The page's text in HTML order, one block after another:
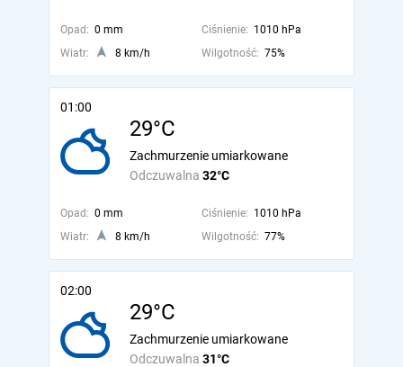
Opad: 0 mm Ciśnienie: 1010 hPa
Wiatr:
8 km/h Wilgotność: 75%
01:00
29°C
Odczuwalna 32°C
Zachmurzenie umiarkowane
Opad: 0 mm Ciśnienie: 1010 hPa
Wiatr:
8 km/h Wilgotność: 77%
02:00
29°C
Odczuwalna 31°C
Zachmurzenie umiarkowane